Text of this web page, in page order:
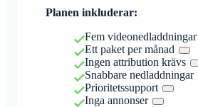
Planen inkluderar:
Fem
Ett paket per månad
Ingen attribution krävs
Snabbare nedladdningar
Prioritetssupport
Inga annonser